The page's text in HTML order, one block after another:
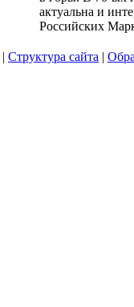
актуальна и
Российских
| Структура сайта |